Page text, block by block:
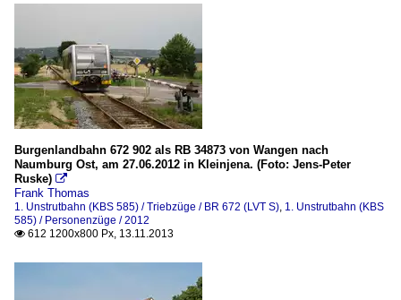
Burgenlandbahn 672 902 als RB 34873 von Wangen nach
Naumburg Ost, am 27.06.2012 in Kleinjena. (Foto: Jens-Peter
Ruske) 
Frank Thomas
1. Unstrutbahn (KBS 585) / Triebzüge / BR 672 (LVT S), 1. Unstrutbahn (KBS
585) / Personenzüge / 2012
 612 1200x800 Px, 13.11.2013